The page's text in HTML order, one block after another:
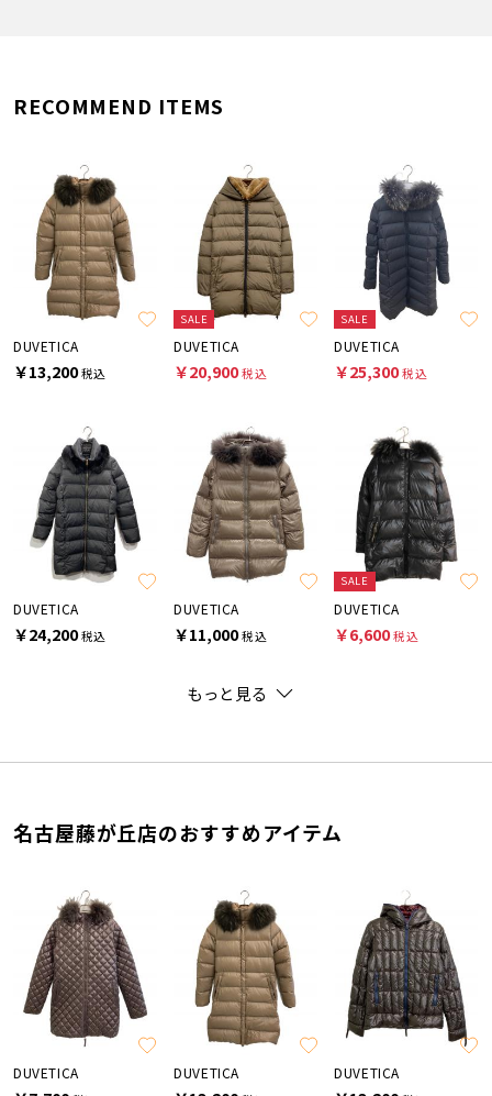
RECOMMEND ITEMS
DUVETICA
￥13,200税込
SALE
DUVETICA
￥20,900税込
SALE
DUVETICA
￥25,300税込
DUVETICA
￥24,200税込
DUVETICA
￥11,000税込
SALE
DUVETICA
￥6,600税込
もっと見る
名古屋藤が丘店のおすすめアイテム
DUVETICA DUVETICA DUVETICA